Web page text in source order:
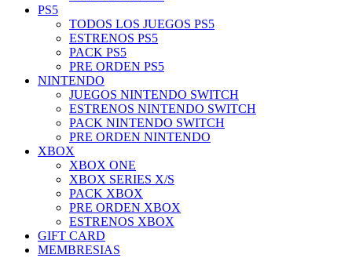
PS5
TODOS LOS JUEGOS PS5
ESTRENOS PS5
PACK PS5
PRE ORDEN PS5
NINTENDO
JUEGOS NINTENDO SWITCH
ESTRENOS NINTENDO SWITCH
PACK NINTENDO SWITCH
PRE ORDEN NINTENDO
XBOX
XBOX ONE
XBOX SERIES X/S
PACK XBOX
PRE ORDEN XBOX
ESTRENOS XBOX
GIFT CARD
MEMBRESIAS